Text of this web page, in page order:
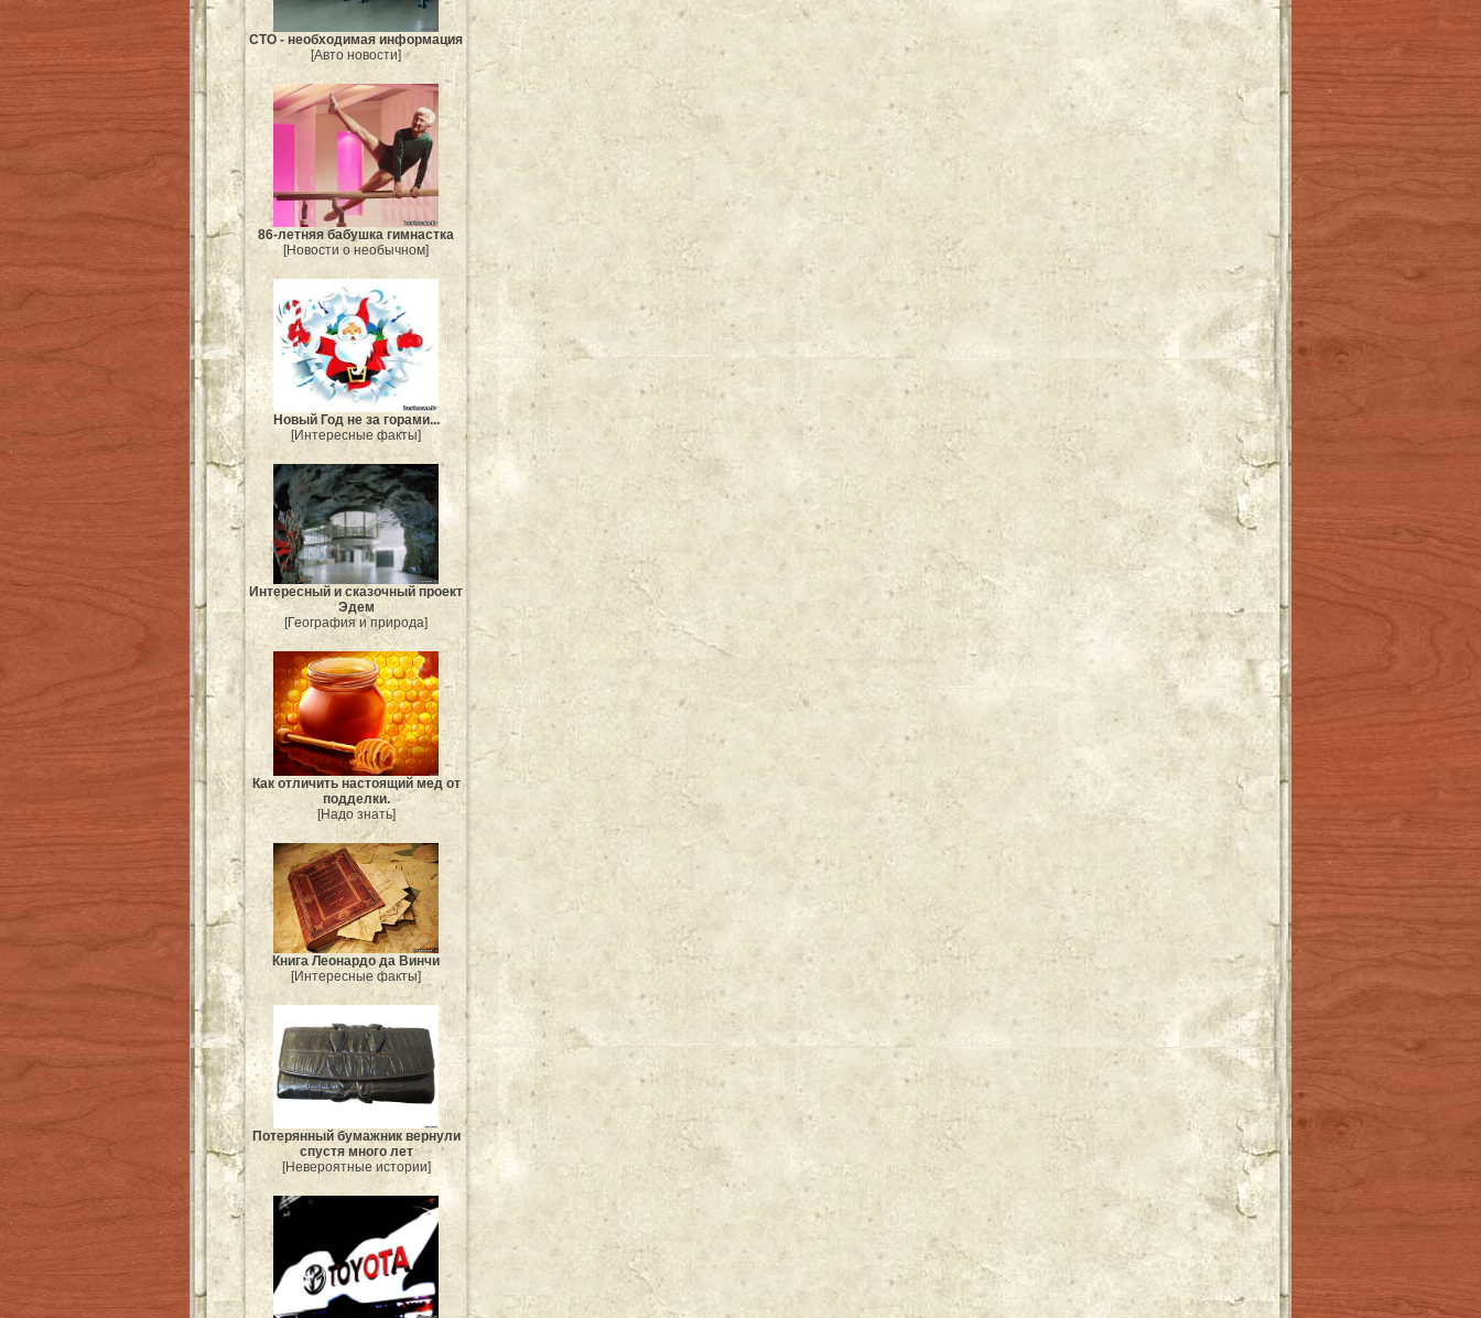
СТО - необходимая информация
[Авто новости]
86-летняя бабушка гимнастка
[Новости о необычном]
Новый Год не за горами...
[Интересные факты]
Интересный и сказочный проект
Эдем
[География и природа]
Как отличить настоящий мед от
подделки.
[Надо знать]
Книга Леонардо да Винчи
[Интересные факты]
Потерянный бумажник вернули
спустя много лет
[Невероятные истории]